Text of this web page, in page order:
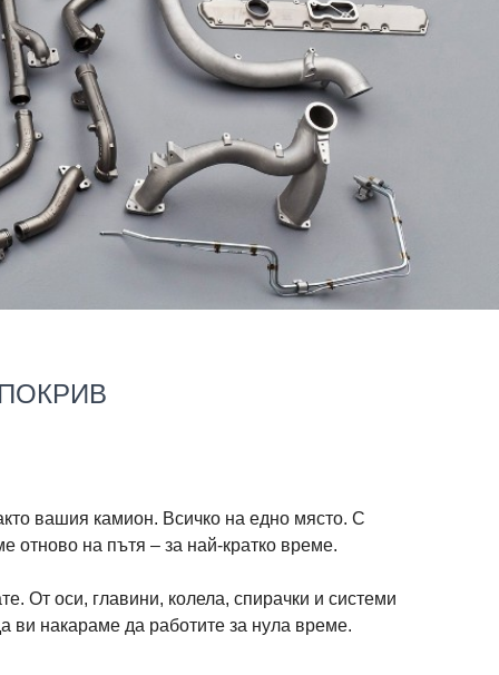
вашия камион. Всичко на едно място. С
отново на пътя – за най-кратко време.
От оси, главини, колела, спирачки и системи
ви накараме да работите за нула време.